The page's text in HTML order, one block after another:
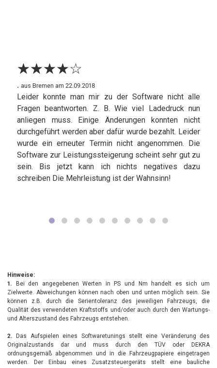
☆☆☆☆☆
★★★★★
. aus Bremen am 22.09.2018
Leider konnte man mir zu der Software nicht alle
Fragen beantworten. Z. B. Wie viel Ladedruck nun
anliegen muss. Einige Änderungen konnten nicht
durchgeführt werden aber dafür wurde bezahlt. Leider
wurde ein erneuter Termin nicht angenommen. Die
Software zur Leistungssteigerung scheint sehr gut zu
sein. Bis jetzt kann ich nichts negatives dazu
schreiben Die Mehrleistung ist der Wahnsinn!
Hinweise:
1. Bei den angegebenen Werten in PS und Nm handelt es sich um
Zielwerte. Abweichungen können nach oben und unten möglich sein. Sie
können z.B. durch die Serientoleranz des jeweiligen Fahrzeugs, die
Qualität des verwendeten Kraftstoffs und/oder auch durch den Wartungs-
und Alterszustand des Fahrzeugs entstehen.
2. Das Aufspielen eines Softwaretunings stellt eine Veränderung des
Originalzustands dar und muss durch den TÜV oder DEKRA
ordnungsgemäß abgenommen und in die Fahrzeugpapiere eingetragen
werden. Der Einbau eines Zusatzsteuergeräts stellt eine bauliche